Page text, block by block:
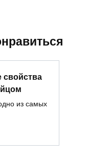
свойства
из самых